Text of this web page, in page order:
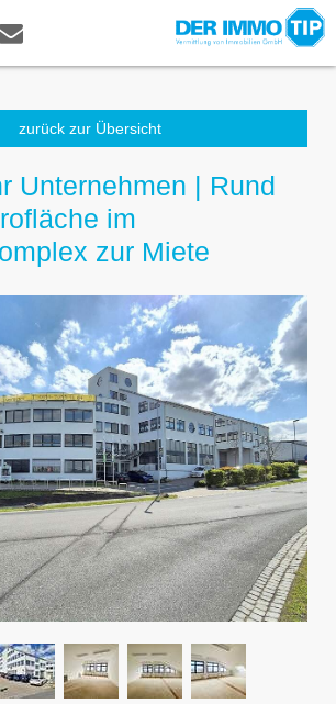
zurück zur Übersicht
Unternehmen | Rund
im
zur Miete